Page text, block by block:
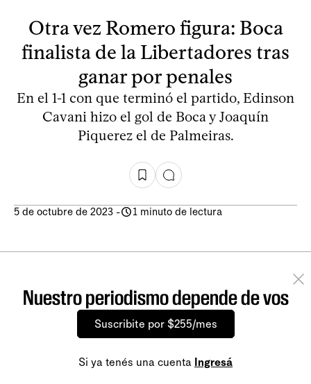
Otra vez Romero figura: Boca
finalista de la Libertadores tras
ganar por penales
En el 1-1 con que terminó el partido, Edinson
Cavani hizo el gol de Boca y Joaquín
Piquerez el de Palmeiras.
5 de octubre de 2023 - 1 minuto de lectura
Nuestro periodismo depende de vos
Suscribite por $255/mes
Si ya tenés una cuenta Ingresá